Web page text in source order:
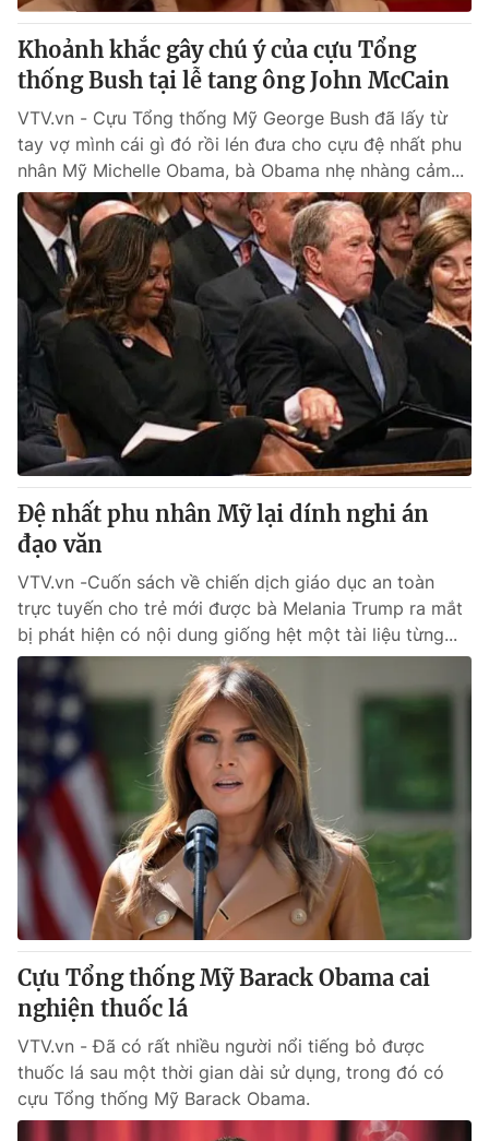
Khoảnh khắc gây chú ý của cựu Tổng
thống Bush tại lễ tang ông John McCain
VTV.vn - Cựu Tổng thống Mỹ George Bush đã lấy từ
tay vợ mình cái gì đó rồi lén đưa cho cựu đệ nhất phu
nhân Mỹ Michelle Obama, bà Obama nhẹ nhàng cảm...
Đệ nhất phu nhân Mỹ lại dính nghi án
đạo văn
VTV.vn -Cuốn sách về chiến dịch giáo dục an toàn
trực tuyến cho trẻ mới được bà Melania Trump ra mắt
bị phát hiện có nội dung giống hệt một tài liệu từng...
Cựu Tổng thống Mỹ Barack Obama cai
nghiện thuốc lá
VTV.vn - Đã có rất nhiều người nổi tiếng bỏ được
thuốc lá sau một thời gian dài sử dụng, trong đó có
cựu Tổng thống Mỹ Barack Obama.